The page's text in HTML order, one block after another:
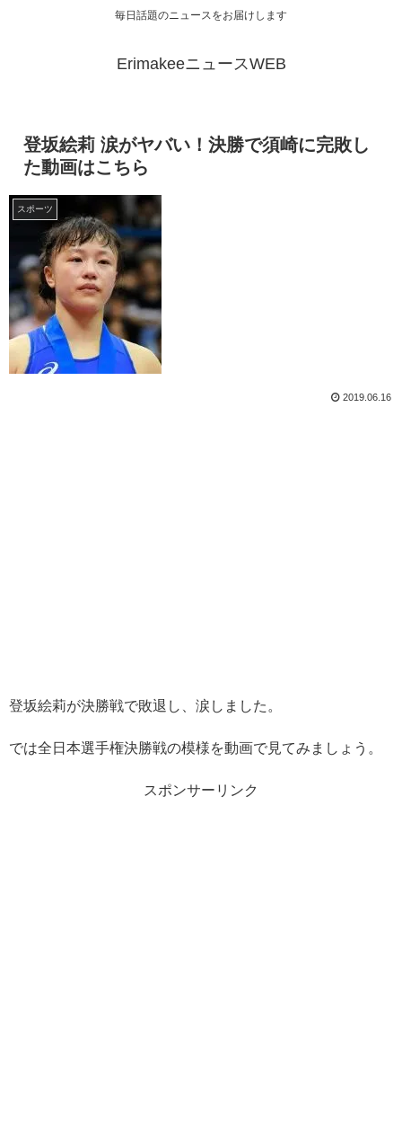
毎日話題のニュースをお届けします
ErimakeeニュースWEB
登坂絵莉 涙がヤバい！決勝で須崎に完敗し
た動画はこちら
スポーツ
2019.06.16
登坂絵莉が決勝戦で敗退し、涙しました。
では全日本選手権決勝戦の模様を動画で見てみましょう。
スポンサーリンク